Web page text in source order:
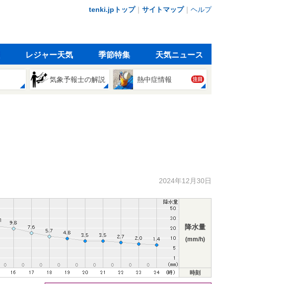
tenki.jpトップ｜ サイトマップ｜ ヘルプ
レジャー天気 季節特集 天気ニュース
気象予報士の解説 熱中症情報 注目
2024年12月30日
降水量
(mm/h)
時刻